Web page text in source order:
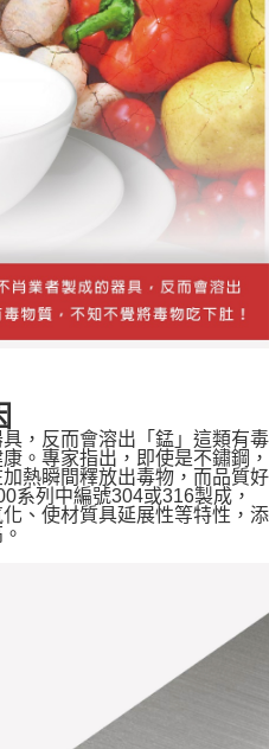
，反而會溶出「錳」這類有毒
。專家指出，即使是不鏽鋼，
熱瞬間釋放出毒物，而品質好
系列中編號304或316製成，
、使材質具延展性等特性，添